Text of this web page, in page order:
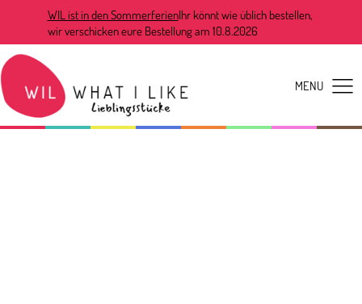
WIL ist in den SommerferienIhr könnt wie üblich bestellen,
wir verschicken eure Bestellung am 10.8.2026